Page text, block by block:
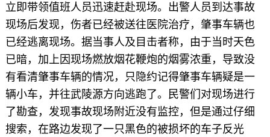
立即带领值班人员迅速赶赴现场。出警人员到达事故
现场后发现，伤者已经被送往医院治疗，肇事车辆也
已经逃离现场。据当事人及目击者称，由于当时天色
已暗，加上因现场燃放烟花鞭炮的烟雾浓重，导致没
有看清肇事车辆的情况，只隐约记得肇事车辆疑是一
辆小车，并往武陵源方向逃跑了。民警们对现场进行
了勘查，发现事故现场附近没有监控，但是通过仔细
搜索，在路边发现了一只黑色的被损坏的车子反光